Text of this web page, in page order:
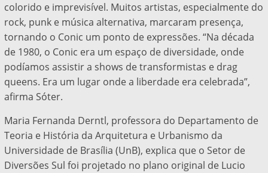
colorido e imprevisível. Muitos artistas, especialmente do
rock, punk e música alternativa, marcaram presença,
tornando o Conic um ponto de expressões. “Na década
de 1980, o Conic era um espaço de diversidade, onde
podíamos assistir a shows de transformistas e drag
queens. Era um lugar onde a liberdade era celebrada”,
afirma Sóter.
Maria Fernanda Derntl, professora do Departamento de
Teoria e História da Arquitetura e Urbanismo da
Universidade de Brasília (UnB), explica que o Setor de
Diversões Sul foi projetado no plano original de Lucio